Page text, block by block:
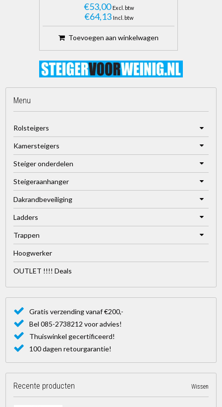
€53,00 Excl. btw
€64,13 Incl. btw
Toevoegen aan winkelwagen
Menu
Rolsteigers
Kamersteigers
Steiger onderdelen
Steigeraanhanger
Dakrandbeveiliging
Ladders
Trappen
Hoogwerker
OUTLET !!!! Deals
Gratis verzending vanaf €200,-
Bel 085-2738212 voor advies!
Thuiswinkel gecertificeerd!
100 dagen retourgarantie!
Recente producten Wissen